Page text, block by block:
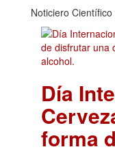
Noticiero
Día
forma